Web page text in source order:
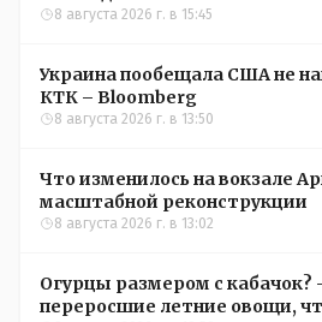
8 августа 2026 г. в 15:45
Украина пообещала США не
КТК – Bloomberg
8 августа 2026 г. в 13:50
Что изменилось на вокзале
масштабной реконструкции
8 августа 2026 г. в 13:02
Огурцы размером с
переросшие летние овощи,